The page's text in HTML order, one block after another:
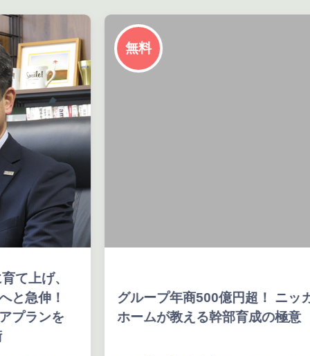
て上げ、
急伸！
プランを
無料
グループ年商500億円超！ ニッカ
ホームが教える幹部育成の極意